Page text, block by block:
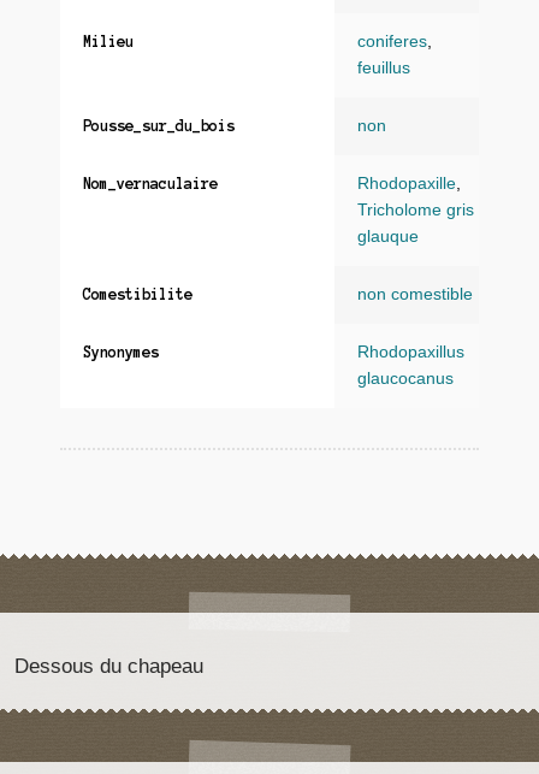
Milieu coniferes
feuillus
Pousse_sur_du_bois non
Nom_vernaculaire Rhodopaxille
Tricholome gris
glauque
Comestibilite non comestible
Synonymes
Rhodopaxillus
glaucocanus
Dessous du chapeau